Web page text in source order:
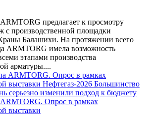
предлагает к просмотру
с производственной площадки
Балашихи. На протяжении всего
ARMTORG имела возможность
этапами производства
арматуры....
Опрос в рамках
выставки